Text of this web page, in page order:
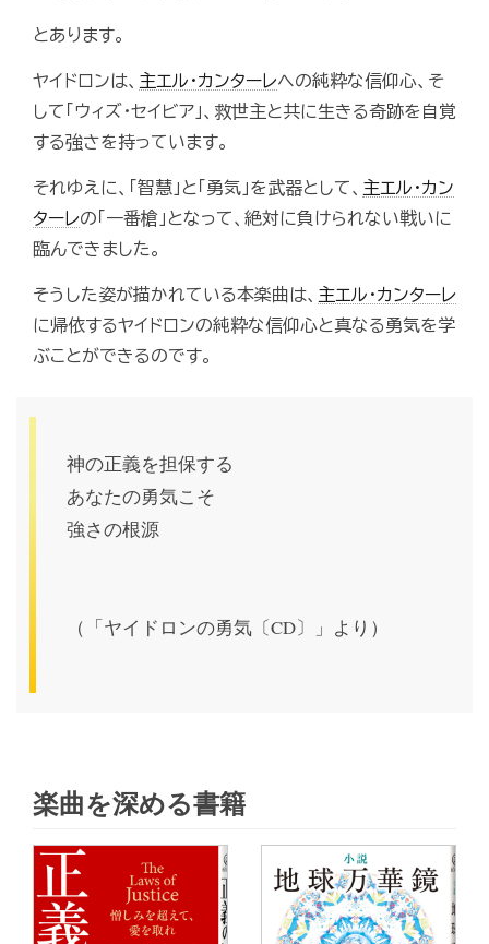
とあります。
ヤイドロンは、 主エル・カンターレへの純粋な信仰心、そ
して「ウィズ・セイビア」、救世主と共に生きる奇跡を自覚
する強さを持っています。
それゆえに、「智慧」と「勇気」を武器として、 主エル・カン
ターレの「一番槍」となって、絶対に負けられない戦いに
臨んできました。
そうした姿が描かれている本楽曲は、 主エル・カンターレ
に帰依するヤイドロンの純粋な信仰心と真なる勇気を学
ぶことができるのです。
神の正義を担保する
あなたの勇気こそ
強さの根源
（「ヤイドロンの勇気〔CD〕」より）
楽曲を深める書籍